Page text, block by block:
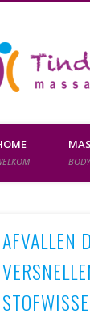
BODY
AFVALLEN